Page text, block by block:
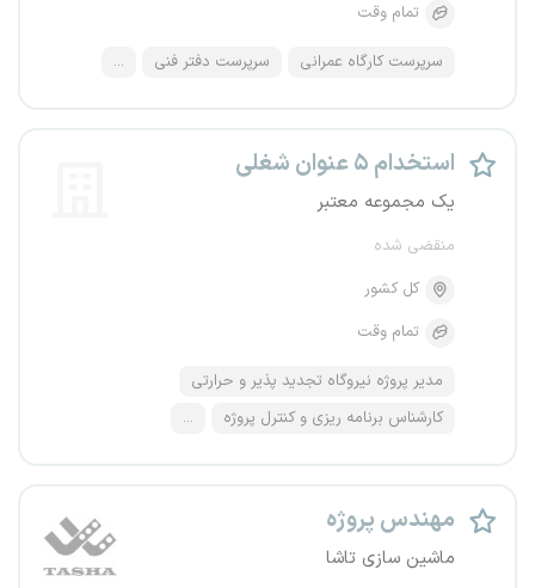
تمام وقت
سرپرست کارگاه عمرانی سرپرست دفتر فنی ...
استخدام ۵ عنوان شغلی
یک مجموعه معتبر
منقضی شده
کل کشور
تمام وقت
مدیر پروژه نیروگاه تجدید پذیر و حرارتی
کارشناس برنامه ریزی و کنترل پروژه
...
مهندس پروژه
ماشین سازی تاشا